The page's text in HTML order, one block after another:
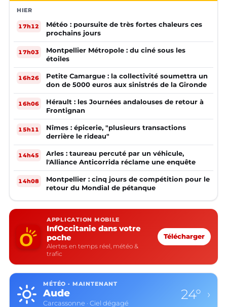
HIER
17h12
Météo : poursuite de très fortes chaleurs ces
prochains jours
17h03
Montpellier Métropole : du ciné sous les
étoiles
16h26
Petite Camargue : la collectivité soumettra un
don de 5000 euros aux sinistrés de la Gironde
16h06
Hérault : les Journées andalouses de retour à
Frontignan
15h11
Nîmes : épicerie, "plusieurs transactions
derrière le rideau"
14h45
Arles : taureau percuté par un véhicule,
l'Alliance Anticorrida réclame une enquête
14h08
Montpellier : cinq jours de compétition pour le
retour du Mondial de pétanque
APPLICATION MOBILE
InfOccitanie dans votre
poche
Alertes en temps réel, météo &
trafic
Télécharger
MÉTÉO · MAINTENANT
Aude
Carcassonne · Ciel dégagé
24° ›